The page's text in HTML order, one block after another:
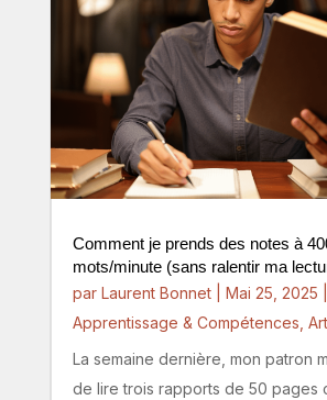
Comment je prends des notes à
mots/minute (sans ralentir ma
par Laurent Bonnet| Mai 25, 2025
Apprentissage & Compétences
La semaine dernière, mon patron
de lire trois rapports de 50 pages